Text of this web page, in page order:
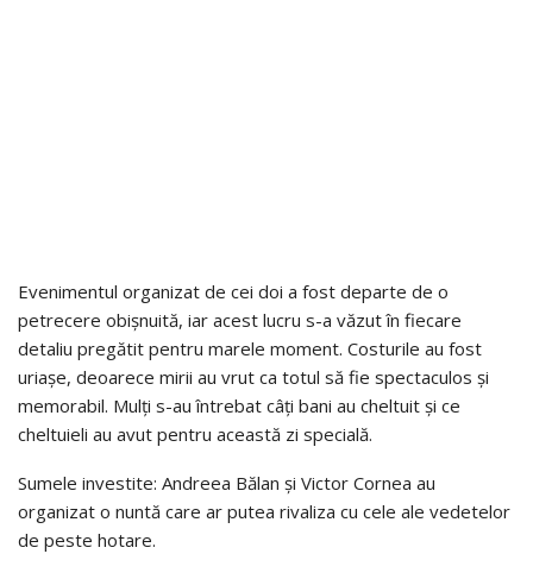
Evenimentul organizat de cei doi a fost departe de o
petrecere obișnuită, iar acest lucru s-a văzut în fiecare
detaliu pregătit pentru marele moment. Costurile au fost
uriașe, deoarece mirii au vrut ca totul să fie spectaculos și
memorabil. Mulți s-au întrebat câți bani au cheltuit și ce
cheltuieli au avut pentru această zi specială.
Sumele investite: Andreea Bălan și Victor Cornea au
organizat o nuntă care ar putea rivaliza cu cele ale vedetelor
de peste hotare.